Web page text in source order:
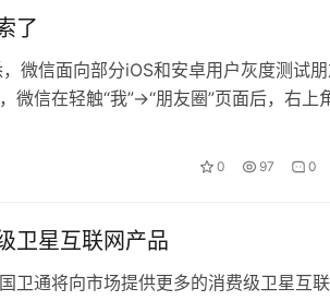
了
微信面向部分iOS和安卓用户灰度测试
微信在轻触“我”->“朋友圈”页面后，右上
0 97 0
卫星互联网产品
卫通将向市场提供更多的消费级卫星互